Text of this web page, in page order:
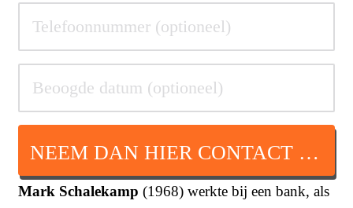
NEEM DAN HIER CONTACT OP
Mark Schalekamp (1968) werkte bij een bank, als